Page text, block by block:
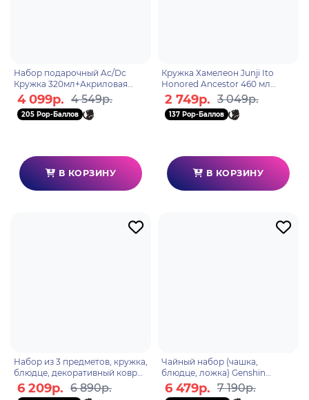
Набор подарочный Ac/Dc
Кружка 320мл+Акриловая
фигурка+Значки GBYPCK003
4 099р. 4 549р.
205 Pop-Баллов
В КОРЗИНУ
Кружка Хамелеон Junji Ito
Honored Ancestor 460 мл
ABYMUGA069
2 749р. 3 049р.
137 Pop-Баллов
В КОРЗИНУ
Набор из 3 предметов, кружка,
блюдце, декоративный коврик
"Flavours of the World" Guoba
697469661805
6 209р. 6 890р.
Чайный набор (чашка,
блюдце, ложка) Genshin
Impact Fontaine Lynette
6976525006008
6 479р. 7 190р.